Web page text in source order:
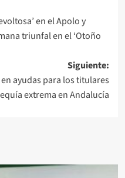
en el Apolo y
triunfal en el ‘Otoño
Siguiente:
ayudas para los titulares
extrema en Andalucía